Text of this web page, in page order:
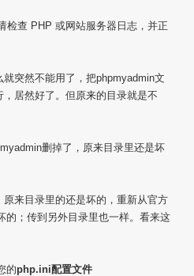
检查 PHP 或网站服务器日志，并正
突然不能用了，把phpmyadmin文
居然好了。但原来的目录就是不
删掉了，原来目录里还是坏
来目录里的还是坏的，重新从官方
的；传到另外目录里也一样。看来这
的php.ini配置文件